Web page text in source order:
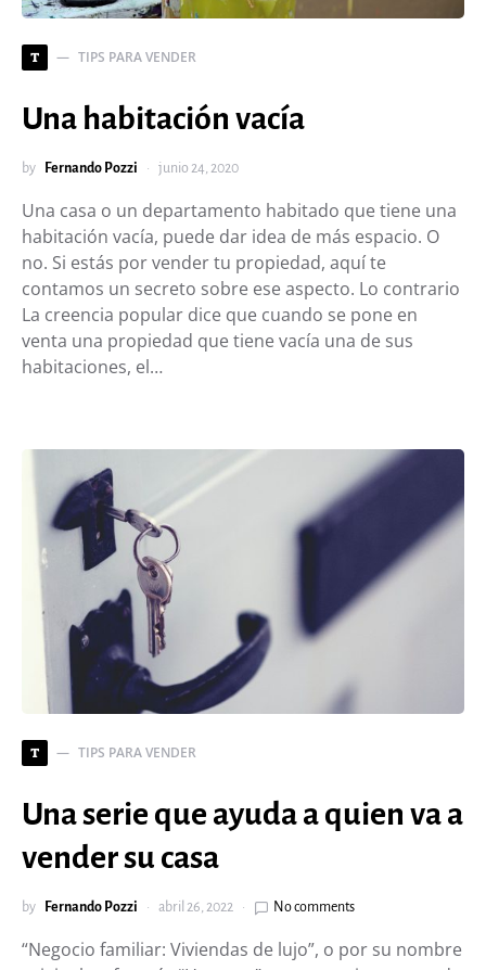
T TIPS PARA VENDER
Una habitación vacía
by Fernando Pozzi junio 24, 2020
Una casa o un departamento habitado que tiene una
habitación vacía, puede dar idea de más espacio. O
no. Si estás por vender tu propiedad, aquí te
contamos un secreto sobre ese aspecto. Lo contrario
La creencia popular dice que cuando se pone en
venta una propiedad que tiene vacía una de sus
habitaciones, el…
T TIPS PARA VENDER
Una serie que ayuda a quien va a
vender su casa
by Fernando Pozzi abril 26, 2022 No comments
“Negocio familiar: Viviendas de lujo”, o por su nombre